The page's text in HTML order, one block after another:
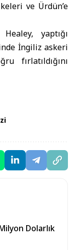
ve Ürdün’e
yaptığı
İngiliz askeri
fırlatıldığını
Dolarlık